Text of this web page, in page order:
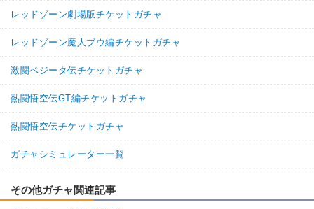
レッドゾーン劇場版チケットガチャ
レッドゾーン魔人ブウ編チケットガチャ
激闘ベジータ伝チケットガチャ
熱闘悟空伝GT編チケットガチャ
熱闘悟空伝チケットガチャ
ガチャシミュレーター一覧
その他ガチャ関連記事